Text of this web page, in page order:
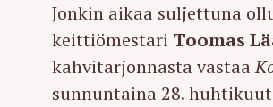
Jonkin aikaa suljettuna
keittiömestari Toomas
kahvitarjonnasta vastaa
sunnuntaina 28.